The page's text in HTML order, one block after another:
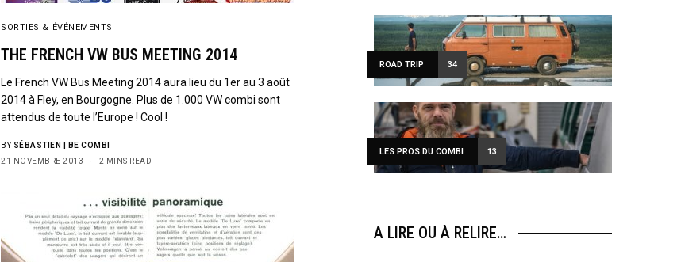
Sign Up to Our Newsletter
Get notified about exclusive offers every
SORTIES & ÉVÉNEMENTS
THE FRENCH VW BUS MEETING 2014
Le French VW Bus Meeting 2014 aura lieu du 1er au 3 août
2014 à Fley, en Bourgogne. Plus de 1.000 VW combi sont
attendus de toute l’Europe ! Cool !
BY SÉBASTIEN | BE COMBI
21 NOVEMBRE 2013
2 MINS READ
ROAD TRIP 34
LES PROS DU COMBI 13
A LIRE OU À RELIRE…